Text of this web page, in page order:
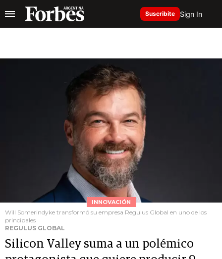
Suscribite Sign In
INNOVACIÓN
Will Somerindyke transformó su empresa Regulus Global en uno de los
principales
REGULUS GLOBAL
Silicon Valley suma a un polémico